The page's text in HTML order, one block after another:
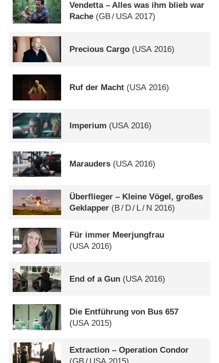
Vendetta – Alles was ihm blieb war
Rache (GB/ USA2017)
Precious Cargo (USA 2016)
Ruf der Macht (USA2016)
Imperium (USA2016)
Marauders (USA2016)
Überflieger – Kleine Vögel, großes
Geklapper (B/ D/ L/ N 2016)
Für immer Meerjungfrau
(USA2016)
End of a Gun (USA2016)
Die Entführung von Bus 657
(USA 2015)
Extraction – Operation Condor